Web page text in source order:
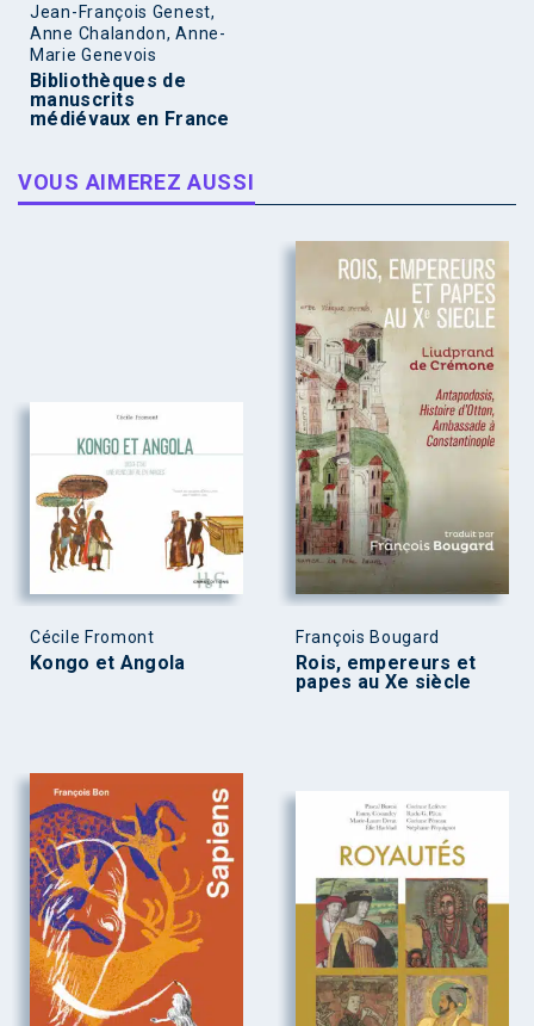
Jean-François Genest,
Anne Chalandon, Anne-
Marie Genevois
Bibliothèques de
manuscrits
médiévaux en France
VOUS AIMEREZ AUSSI
Cécile Fromont
Kongo et Angola
François Bougard
Rois, empereurs et
papes au Xe siècle